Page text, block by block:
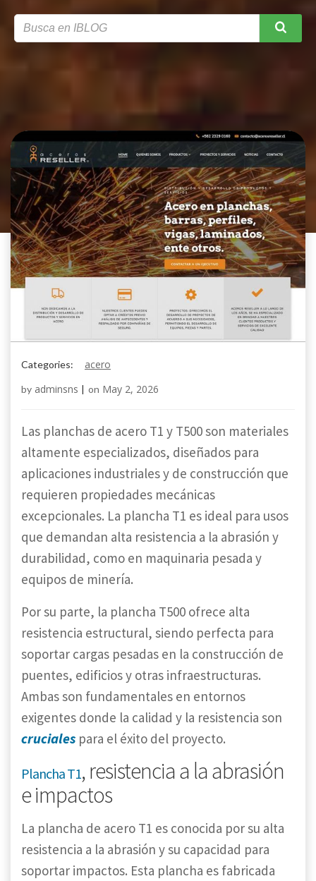
Categories: acero
by adminsns | on May 2, 2026
Las planchas de acero T1 y T500 son materiales
altamente especializados, diseñados para
aplicaciones industriales y de construcción que
requieren propiedades mecánicas
excepcionales. La plancha T1 es ideal para usos
que demandan alta resistencia a la abrasión y
durabilidad, como en maquinaria pesada y
equipos de minería.
Por su parte, la plancha T500 ofrece alta
resistencia estructural, siendo perfecta para
soportar cargas pesadas en la construcción de
puentes, edificios y otras infraestructuras.
Ambas son fundamentales en entornos
exigentes donde la calidad y la resistencia son
cruciales para el éxito del proyecto.
Plancha T1, resistencia a la abrasión
e impactos
La plancha de acero T1 es conocida por su alta
resistencia a la abrasión y su capacidad para
soportar impactos. Esta plancha es fabricada